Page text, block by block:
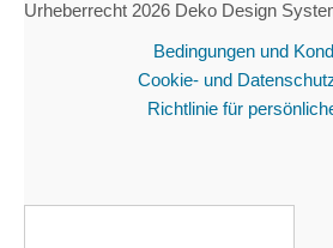
Urheberrecht 2026 Deko Design
Bedingungen und
Cookie- und
Richtlinie für